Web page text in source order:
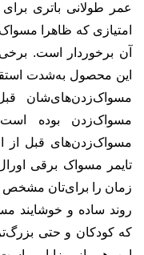
عمر طولانی باتری
امتیازی که ظاهرا
آن برخوردار است.
این محصول به‌شدت
مسواک‌زدن‌های‌شان
مسواک‌زدن بوده
مسواک‌زدن‌های قبل از
زمان را برای‌تان مشخص
روند ساده و خوشایند
که کودکان و حتی